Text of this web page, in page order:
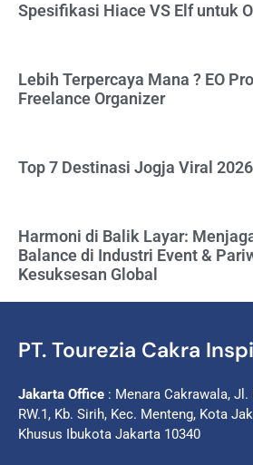
Spesifikasi Hiace VS Elf untuk
Lebih Terpercaya Mana ? EO
Freelance Organizer
Top 7 Destinasi Jogja Viral 2026
Harmoni di Balik Layar:
Balance di Industri Event &
Kesuksesan Global
PT. Tourezia Cakra
Jakarta Office : Menara Cakrawala,
RW.1, Kb. Sirih, Kec. Menteng, Kota
Khusus Ibukota Jakarta 10340